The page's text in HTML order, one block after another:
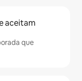
aceitam
que